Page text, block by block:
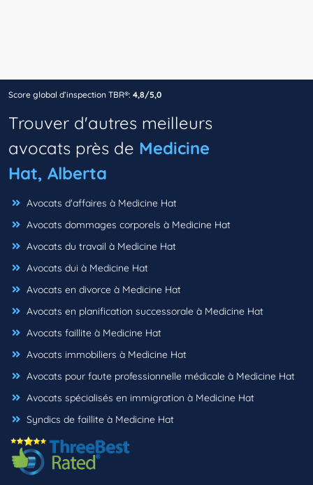
Score global d’inspection TBR®: 4,8/5,0
Trouver d'autres meilleurs
avocats près de Medicine
Hat, Alberta
Avocats d'affaires à Medicine Hat
Avocats dommages corporels à Medicine Hat
Avocats du travail à Medicine Hat
Avocats dui à Medicine Hat
Avocats en divorce à Medicine Hat
Avocats en planification successorale à Medicine Hat
Avocats faillite à Medicine Hat
Avocats immobiliers à Medicine Hat
Avocats pour faute professionnelle médicale à Medicine Hat
Avocats spécialisés en immigration à Medicine Hat
Syndics de faillite à Medicine Hat